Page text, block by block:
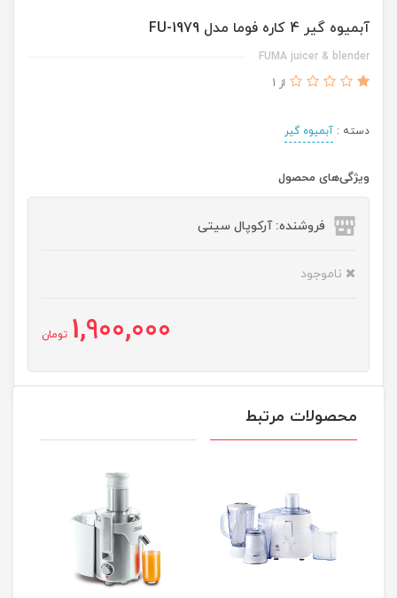
آبمیوه گیر 4 کاره فوما مدل FU-1979
FUMA juicer & blender
از 1
دسته : آبمیوه گیر
ویژگی‌های محصول
فروشنده: آرکوپال سیتی
ناموجود
1,900,000 تومان
محصولات مرتبط